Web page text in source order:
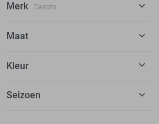
Merk Desoto
Alan Red 12
Ballin
Maat
XS
M
Kleur
Blauw
Seizoen